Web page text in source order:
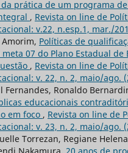
prática de um programa
, Revista on line de
v.22, n.esp.1, mar./
Políticas de
07 do Plano Estadual de
, Revista on line de
v. 22, n. 2, maio/ago.
Fernandes, Ronaldo
educacionais
em foco , Revista on line de
v. 23, n. 2, maio/ago.
Torrezan, Regiane